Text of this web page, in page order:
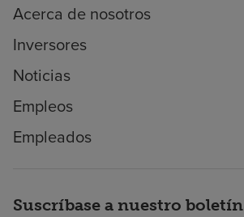
Acerca de nosotros
Inversores
Noticias
Empleos
Empleados
Suscríbase a nuestro boletín